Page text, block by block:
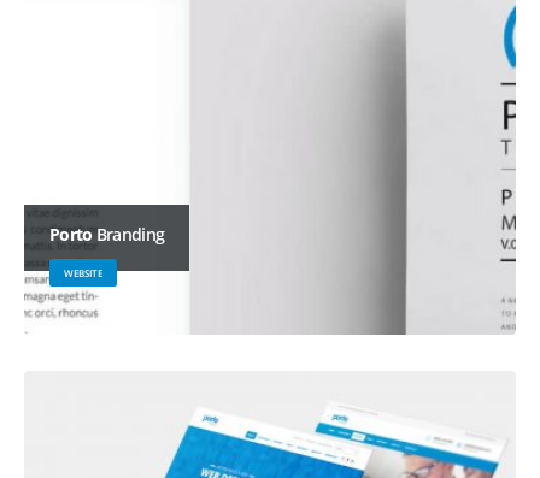
Porto Branding
WEBSITE